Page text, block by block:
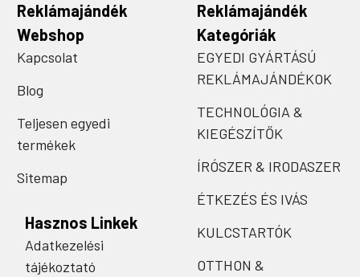
Reklámajándék
Webshop
Kapcsolat
Blog
Teljesen egyedi
termékek
Sitemap
Hasznos Linkek
Adatkezelési
tájékoztató
Reklámajándék
Kategóriák
EGYEDI GYÁRTÁSÚ
REKLÁMAJÁNDÉKOK
TECHNOLÓGIA &
KIEGÉSZÍTŐK
ÍRÓSZER & IRODASZER
ÉTKEZÉS ÉS IVÁS
KULCSTARTÓK
OTTHON &